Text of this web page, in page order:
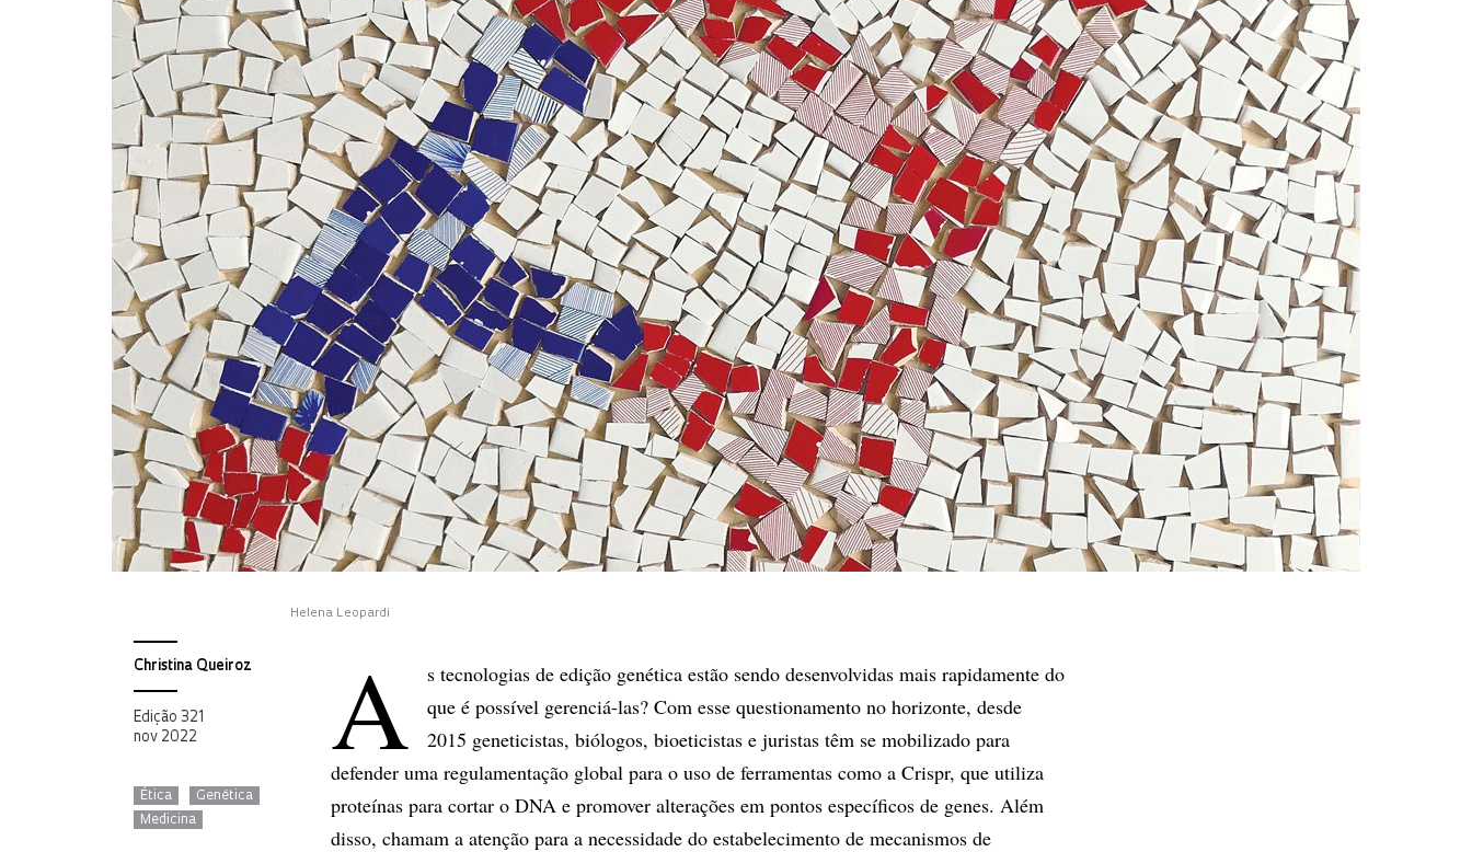
Helena Leopardi
Christina Queiroz
Edição 321
nov 2022
Ética
Genética
Medicina
A
s tecnologias de edição genética estão sendo desenvolvidas mais rapidamente do
que é possível gerenciá-las? Com esse questionamento no horizonte, desde
2015 geneticistas, biólogos, bioeticistas e juristas têm se mobilizado para
defender uma regulamentação global para o uso de ferramentas como a Crispr, que utiliza
proteínas para cortar o DNA e promover alterações em pontos específicos de genes. Além
disso, chamam a atenção para a necessidade do estabelecimento de mecanismos de